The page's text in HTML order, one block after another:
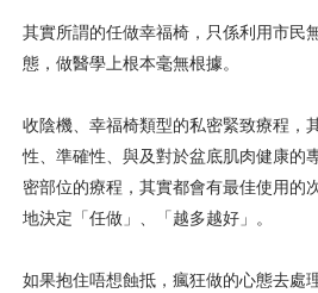
其實所謂的任做幸福椅，只係利用市民
態，做醫學上根本毫無根據。
收陰機、幸福椅類型的私密緊致療程，
性、準確性、與及對於盆底肌肉健康的
密部位的療程，其實都會有最佳使用的
地決定「任做」、「越多越好」。
如果抱住唔想蝕抵，瘋狂做的心態去處